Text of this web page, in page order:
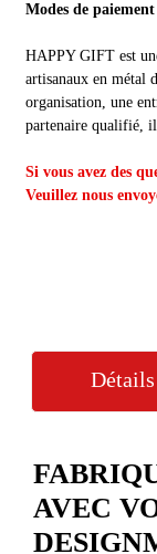
Modes de
HAPPY GIFT est
artisanaux en métal
organisation, une
partenaire qualifié,
Si vous avez des
Veuillez nous
AVEC
DESIGN